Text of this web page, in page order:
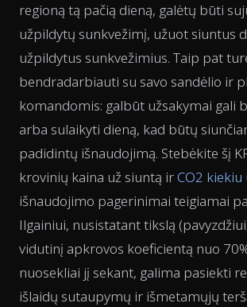
regioną tą pačią dieną, galėtų būti
užpildytų sunkvežimį, užuot siuntus
užpildytus sunkvežimius. Taip pat
bendradarbiauti su savo sandėlio ir
komandomis: galbūt užsakymai gali
arba sulaikyti dieną, kad būtų
padidintų išnaudojimą. Stebėkite šį
krovinių kaina už siuntą irCO2 kiekiu
išnaudojimo pagerinimai teigiamai
Ilgainiui, nusistatant tikslą
vidutinį apkrovos koeficientą nuo
nuosekliai jį sekant, galima pasiekti
išlaidų sutaupymų ir išmetamųjų